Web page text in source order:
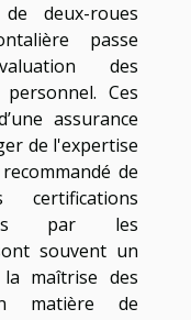
deux-roues
passe
des
Ces
assurance
de l'expertise
de
par les
souvent un
maîtrise des
matière de